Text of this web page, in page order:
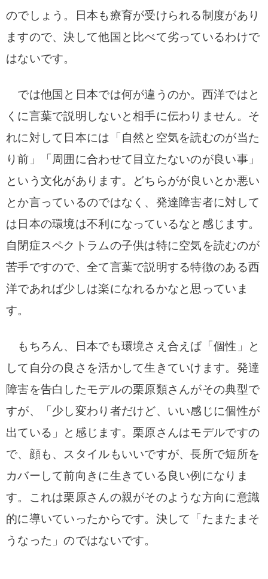
のでしょう。日本も療育が受けられる制度があり
ますので、決して他国と比べて劣っているわけで
はないです。
では他国と日本では何が違うのか。西洋ではと
くに言葉で説明しないと相手に伝わりません。そ
れに対して日本には「自然と空気を読むのが当た
り前」「周囲に合わせて目立たないのが良い事」
という文化があります。どちらがが良いとか悪い
とか言っているのではなく、発達障害者に対して
は日本の環境は不利になっているなと感じます。
自閉症スペクトラムの子供は特に空気を読むのが
苦手ですので、全て言葉で説明する特徴のある西
洋であれば少しは楽になれるかなと思っていま
す。
もちろん、日本でも環境さえ合えば「個性」と
して自分の良さを活かして生きていけます。発達
障害を告白したモデルの栗原類さんがその典型で
すが、「少し変わり者だけど、いい感じに個性が
出ている」と感じます。栗原さんはモデルですの
で、顔も、スタイルもいいですが、長所で短所を
カバーして前向きに生きている良い例になりま
す。これは栗原さんの親がそのような方向に意識
的に導いていったからです。決して「たまたまそ
うなった」のではないです。